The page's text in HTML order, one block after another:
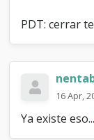
PDT: cerrar
16 Apr,
Ya existe eso...